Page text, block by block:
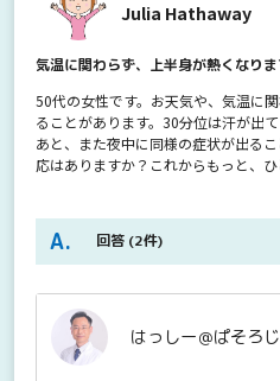
Julia Hathaway
気温に関わらず、上半身が熱くなりま
50代の女性です。お天気や、気温に
ることがあります。30分位は汗が出
あと、また夜中に同様の症状が出る
応はありますか？これからもっと、
回答 (2件)
はっしー＠ぱそろ